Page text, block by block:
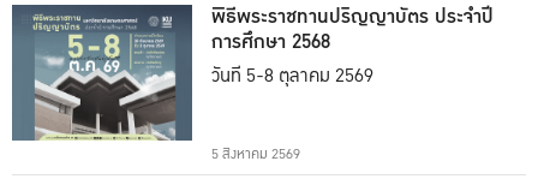
พิธีพระราชทานปริญญาบัตร ประจำปี
การศึกษา 2568
วันที่ 5-8 ตุลาคม 2569
5 สิงหาคม 2569